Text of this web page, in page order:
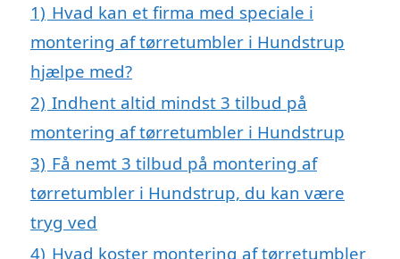
1) Hvad kan et firma med speciale i
montering af tørretumbler i Hundstrup
hjælpe med?
2) Indhent altid mindst 3 tilbud på
montering af tørretumbler i Hundstrup
3) Få nemt 3 tilbud på montering af
tørretumbler i Hundstrup, du kan være
tryg ved
4) Hvad koster montering af tørretumbler